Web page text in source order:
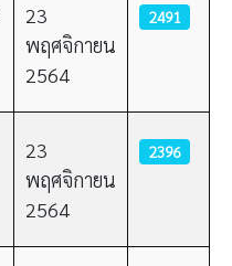
23
พฤศจิกายน
2564
2491
23
พฤศจิกายน
2564
2396